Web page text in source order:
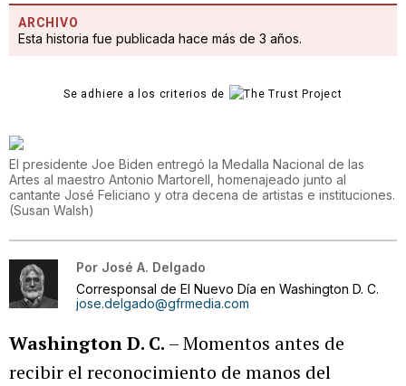
ARCHIVO
Esta historia fue publicada hace más de 3 años.
Se adhiere a los criterios de
El presidente Joe Biden entregó la Medalla Nacional de las
Artes al maestro Antonio Martorell, homenajeado junto al
cantante José Feliciano y otra decena de artistas e instituciones.
(Susan Walsh)
Por José A. Delgado
Corresponsal de El Nuevo Día en Washington D. C.
jose.delgado@gfrmedia.com
Washington D. C. – Momentos antes de
recibir el reconocimiento de manos del